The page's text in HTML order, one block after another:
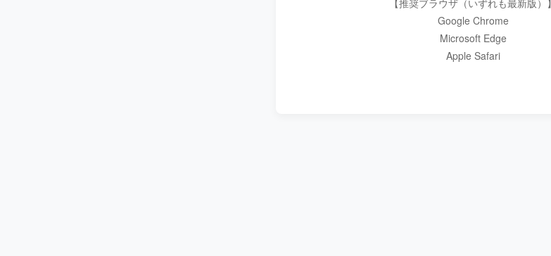
【推奨ブラウザ（いずれも最新版）】
Google Chrome
Microsoft Edge
Apple Safari